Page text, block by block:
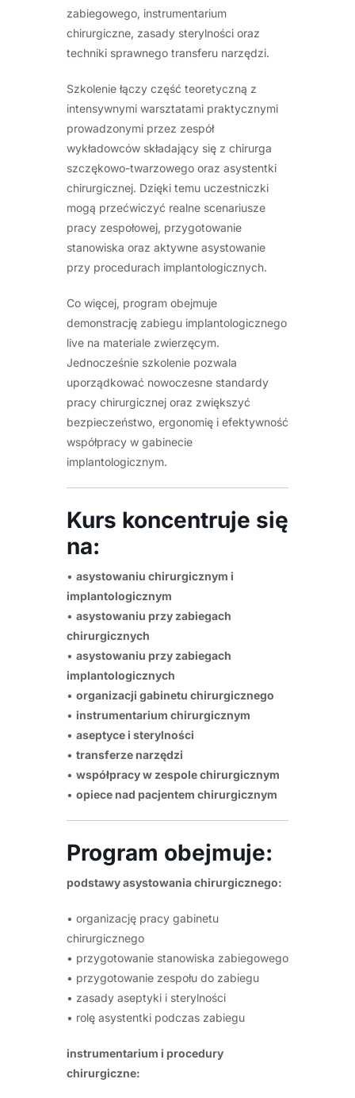
zabiegowego, instrumentarium
chirurgiczne, zasady sterylności oraz
techniki sprawnego transferu narzędzi.
Szkolenie łączy część teoretyczną z
intensywnymi warsztatami praktycznymi
prowadzonymi przez zespół
wykładowców składający się z chirurga
szczękowo-twarzowego oraz asystentki
chirurgicznej. Dzięki temu uczestniczki
mogą przećwiczyć realne scenariusze
pracy zespołowej, przygotowanie
stanowiska oraz aktywne asystowanie
przy procedurach implantologicznych.
Co więcej, program obejmuje
demonstrację zabiegu implantologicznego
live na materiale zwierzęcym.
Jednocześnie szkolenie pozwala
uporządkować nowoczesne standardy
pracy chirurgicznej oraz zwiększyć
bezpieczeństwo, ergonomię i efektywność
współpracy w gabinecie
implantologicznym.
Kurs koncentruje się
na:
• asystowaniu chirurgicznym i
implantologicznym
• asystowaniu przy zabiegach
chirurgicznych
• asystowaniu przy zabiegach
implantologicznych
• organizacji gabinetu chirurgicznego
• instrumentarium chirurgicznym
• aseptyce i sterylności
• transferze narzędzi
• współpracy w zespole chirurgicznym
• opiece nad pacjentem chirurgicznym
Program obejmuje:
podstawy asystowania chirurgicznego:
• organizację pracy gabinetu
chirurgicznego
• przygotowanie stanowiska zabiegowego
• przygotowanie zespołu do zabiegu
• zasady aseptyki i sterylności
• rolę asystentki podczas zabiegu
instrumentarium i procedury
chirurgiczne: